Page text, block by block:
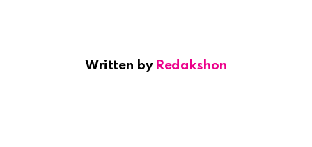
Written by Redakshon